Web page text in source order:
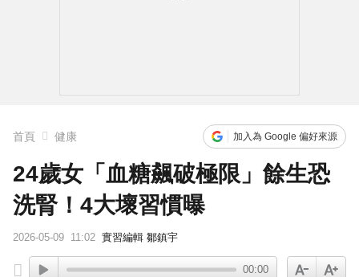
首頁 健康 加入為 Google 偏好來源
24歲女「血糖飆破極限」餘生恐
洗腎！4大壞習慣曝
2026-05-09 11:02 實習編輯 鄒鎮宇
00:00